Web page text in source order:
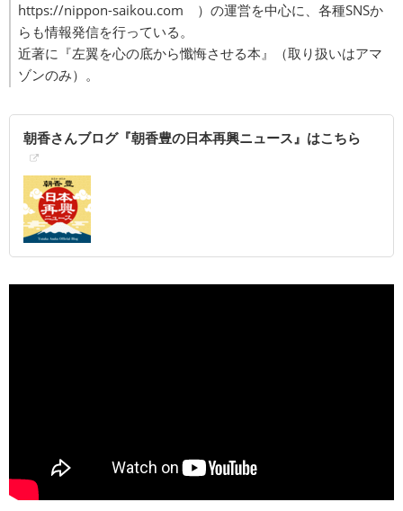
https://nippon-saikou.com ）の運営を中心に、各種SNSか
らも情報発信を行っている。
近著に『左翼を心の底から懺悔させる本』（取り扱いはアマ
ゾンのみ）。
朝香さんブログ『朝香豊の日本再興ニュース』はこちら